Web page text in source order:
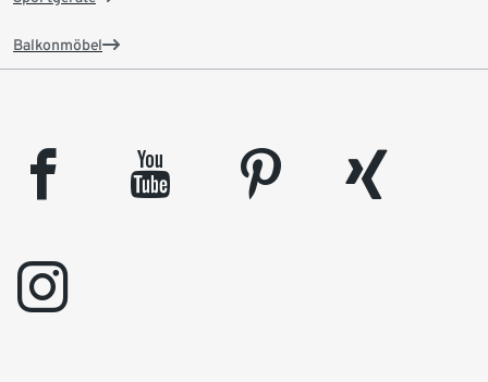
Balkonmöbel
facebook youtube pinterest
xing
instagram